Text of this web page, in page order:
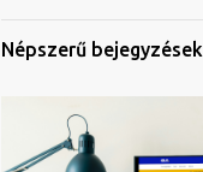
Népszerű bejegyzések